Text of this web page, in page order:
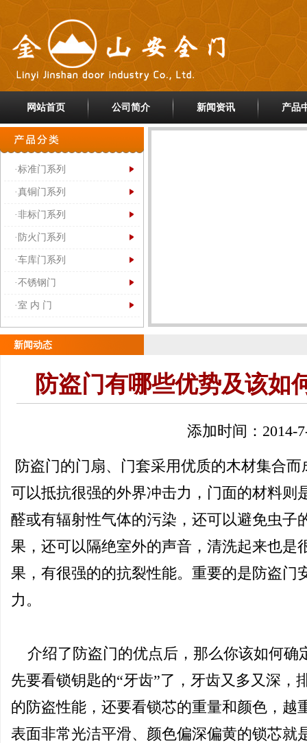
网站首页 公司简介 新闻资讯 产品
·标准门系列
·真铜门系列
·非标门系列
·防火门系列
·车库门系列
·不锈钢门
·室 内 门
新闻动态
防盗门有哪些优势及该如
添加时间：2014-
防盗门的门扇、门套采用优质的木材集合
可以抵抗很强的外界冲击力，门面的材料则
醛或有辐射性气体的污染，还可以避免虫子
果，还可以隔绝室外的声音，清洗起来也是
果，有很强的的抗裂性能。重要的是防盗门
力。
介绍了防盗门的优点后，那么你该如何确
先要看锁钥匙的“牙齿”了，牙齿又多又深，
的防盗性能，还要看锁芯的重量和颜色，越
表面非常光洁平滑、颜色偏深偏黄的锁芯就